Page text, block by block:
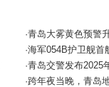
·青岛大雾黄色预警
·海军054B护卫舰
·青岛交警发布2025
·跨年夜当晚，青岛